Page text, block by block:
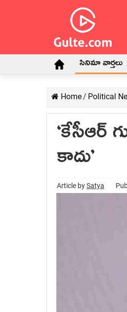
సినిమా వార్తలు
Home/ Political
‘కేసీఆర్
కాదు’
Article bySatya